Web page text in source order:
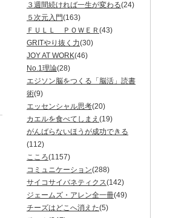
３週間続ければ一生が変わる(24)
５次元入門(163)
ＦＵＬＬ ＰＯＷＥＲ (43)
GRITやり抜く力(30)
JOY AT WORK(46)
No.1理論(28)
エジソン脳をつくる「脳活」読書
術(9)
エッセンシャル思考(20)
カエルを食べてしまえ (19)
がんばらないほうが成功できる
(112)
こころ(1157)
コミュニケーション(288)
サイコサイバネティクス(142)
ジェームズ・アレン全一冊(49)
チーズはどこへ消えた(5)